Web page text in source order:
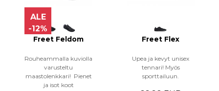
ALE
-12%
Freet Feldom
Rouheammalla kuviolla
varusteltu
maastolenkkari! Pienet
ja isot koot
Freet Flex
Upea ja kevyt unisex
tennari! Myös
sporttailuun.